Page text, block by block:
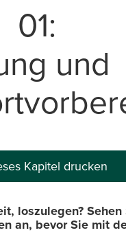
01:
und
Kapitel drucken
loszulegen? Sehen
an, bevor Sie mit